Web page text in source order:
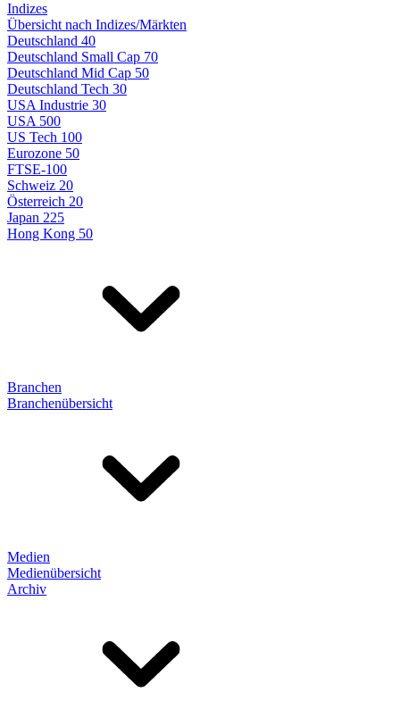
Indizes
Übersicht nach Indizes/Märkten
Deutschland 40
Deutschland Small Cap 70
Deutschland Mid Cap 50
Deutschland Tech 30
USA Industrie 30
USA 500
US Tech 100
Eurozone 50
FTSE-100
Schweiz 20
Österreich 20
Japan 225
Hong Kong 50
Branchen
Branchenübersicht
Medien
Medienübersicht
Archiv